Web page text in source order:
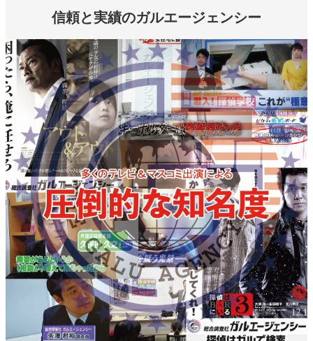
信頼と実績のガルエージェンシー